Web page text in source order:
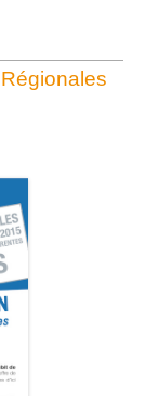
Régionales